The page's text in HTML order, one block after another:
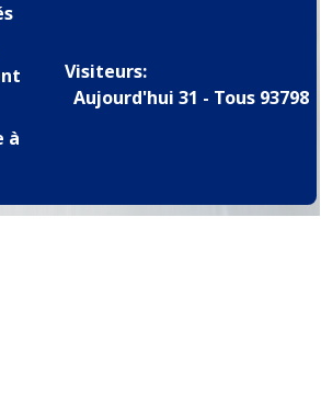
à
Visiteurs:
Aujourd'hui 31 - Tous 93798